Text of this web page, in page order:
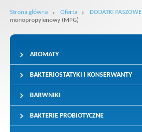
Strona główna Oferta DODATKI PASZOWE
monopropylenowy (MPG)
AROMATY
BAKTERIOSTATYKI I KONSERWANTY
BARWNIKI
BAKTERIE PROBIOTYCZNE